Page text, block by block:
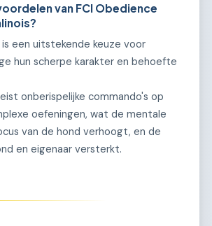
van FCI Obedience
een uitstekende keuze voor
hun scherpe karakter en behoefte
onberispelijke commando's op
oefeningen, wat de mentale
van de hond verhoogt, en de
en eigenaar versterkt.